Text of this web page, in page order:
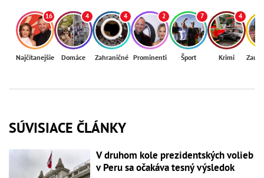
16
Najčítanejšie
4
Domáce
4
Zahraničné
2
Prominenti
7
Šport
4
Krimi
SÚVISIACE ČLÁNKY
V druhom kole prezidentských volieb
v Peru sa očakáva tesný výsledok